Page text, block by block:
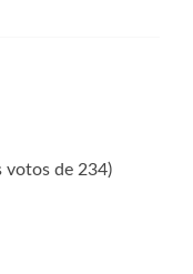
votos de 234)